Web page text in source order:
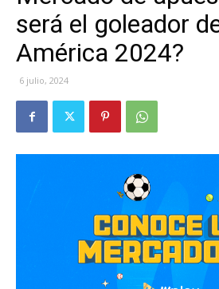
será el goleador
América 2024?
6 julio, 2024